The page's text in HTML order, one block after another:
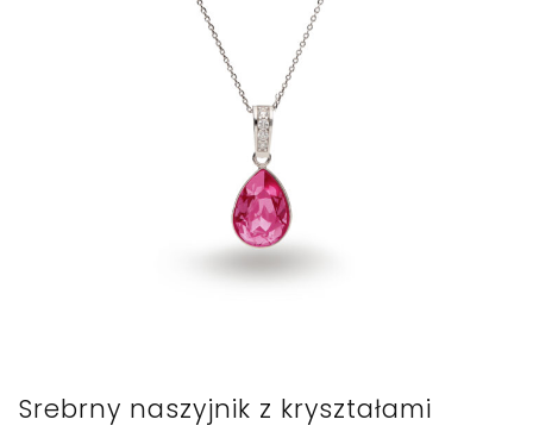
Srebrny naszyjnik z kryształami